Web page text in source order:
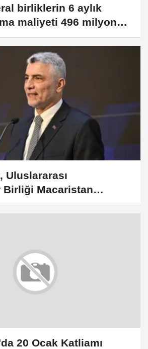
birliklerin 6 aylık
maliyeti 496 milyon
Uluslararası
Birliği Macaristan
ile görüştü
20 Ocak Katliamı